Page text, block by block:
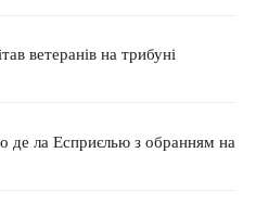
ветеранів на трибуні
де ла Есприєлью з обранням на